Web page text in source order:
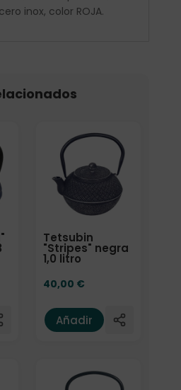
inox, color ROJA.
Tetsubin
"Stripes" negra
1,0 litro
40,00 €
Añadir